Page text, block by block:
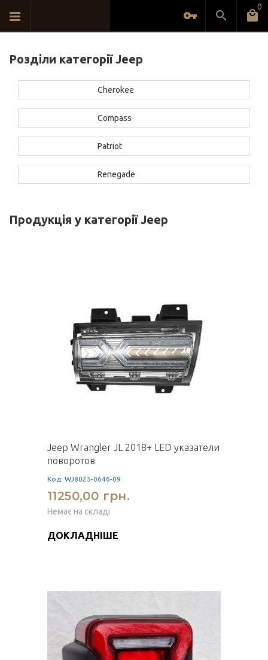
0
Розділи категорії Jeep
Cherokee
Compass
Patriot
Renegade
Продукція у категорії Jeep
Jeep Wrangler JL 2018+ LED указатели
поворотов
Код: WJ8025-0646-09
11250,00 грн.
Немає на складі
ДОКЛАДНІШЕ